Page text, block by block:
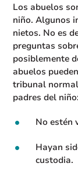
Los abuelos
niño. Algunos
nietos. No es
preguntas
posiblemente
abuelos
tribunal
padres del niño:
No estén
Hayan
custodia.